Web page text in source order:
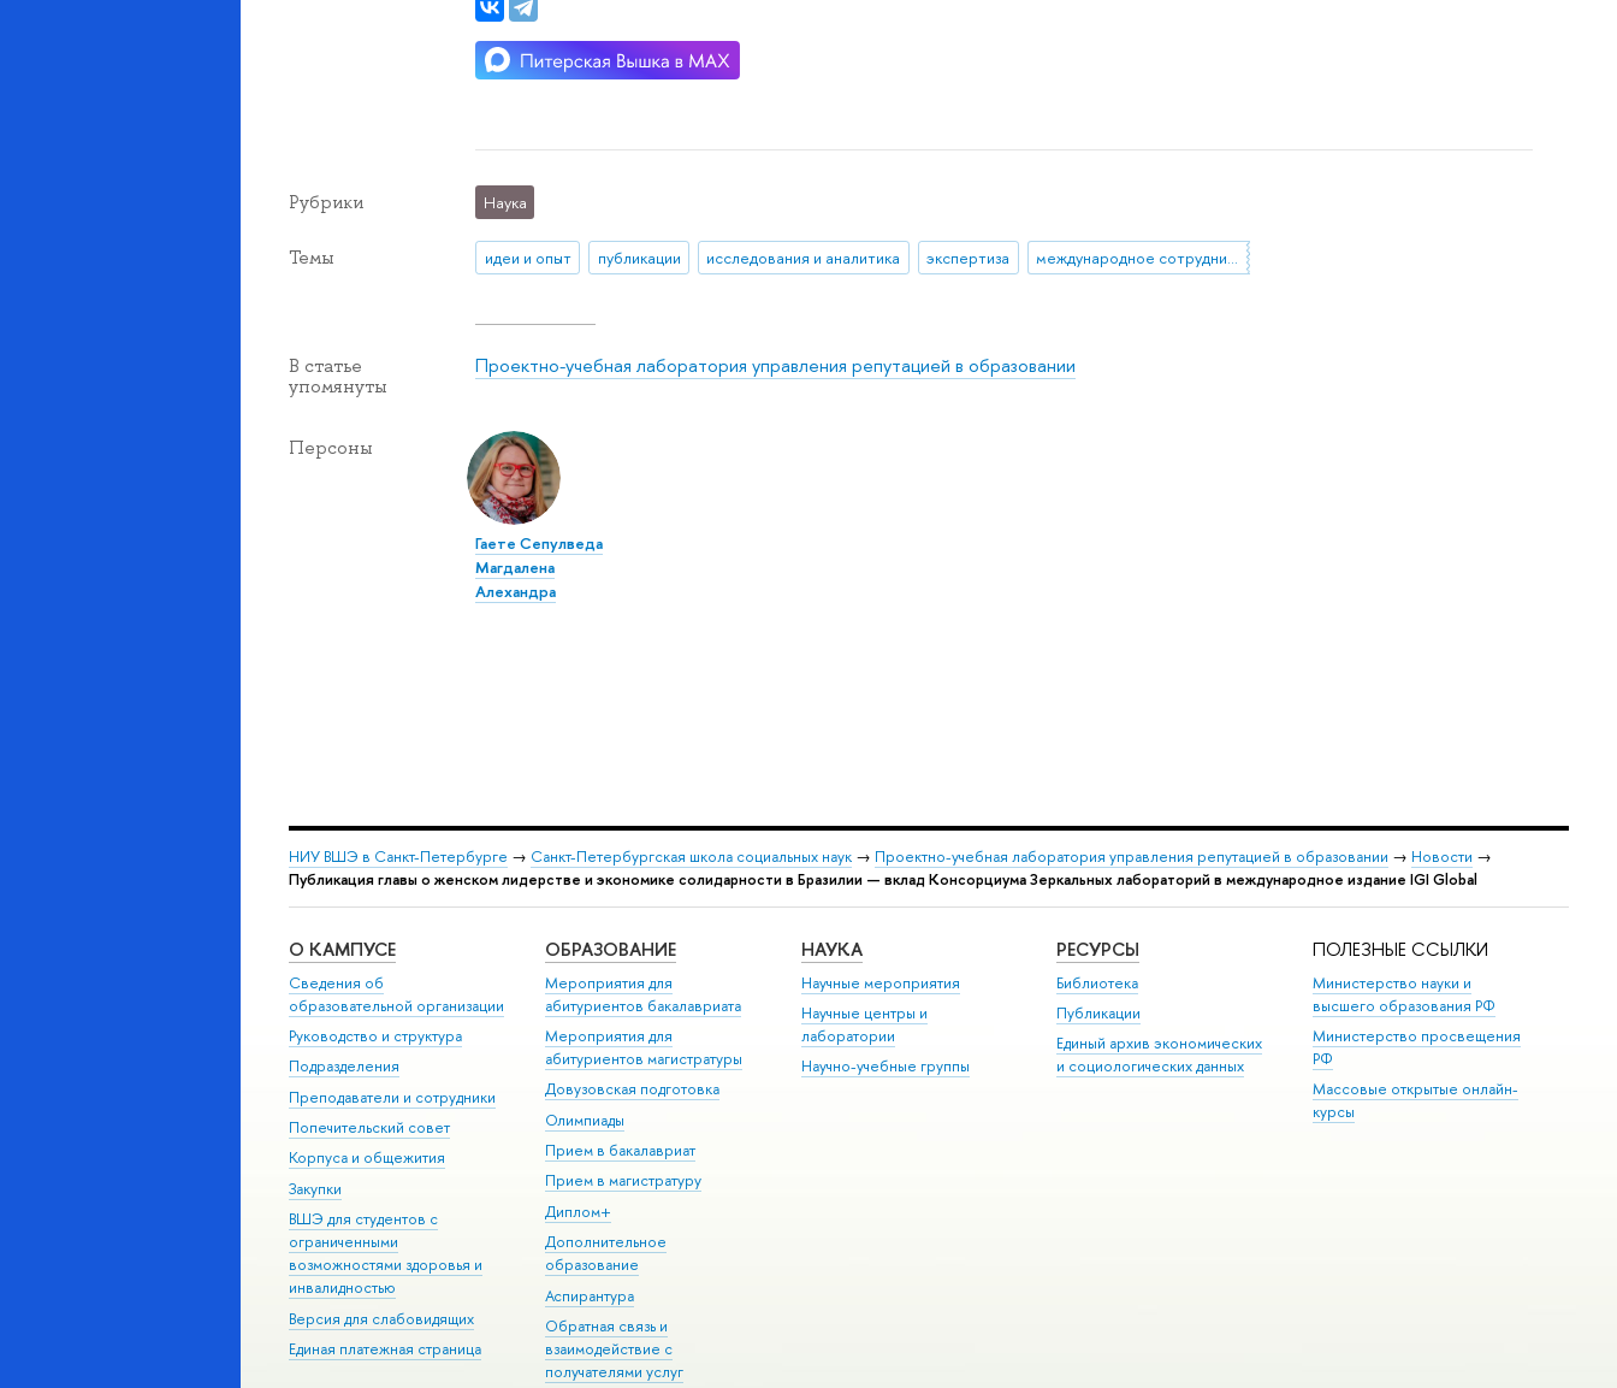
Рубрики Наука
Темы идеи и опыт публикации исследования и аналитика экспертиза международное сотрудничество
В статье
упомянуты
Проектно-учебная лаборатория управления репутацией в образовании
Персоны
Гаете Сепулведа
Магдалена
Алехандра
НИУ ВШЭ в Санкт-Петербурге → Санкт-Петербургская школа социальных наук → Проектно-учебная лаборатория управления репутацией в образовании → Новости →
Публикация главы о женском лидерстве и экономике солидарности в Бразилии — вклад Консорциума Зеркальных лабораторий в международное издание IGI Global
О КАМПУСЕ
Сведения об
образовательной организации
Руководство и структура
Подразделения
Преподаватели и сотрудники
Попечительский совет
Корпуса и общежития
Закупки
ВШЭ для студентов с
ограниченными
возможностями здоровья и
инвалидностью
Версия для слабовидящих
Единая платежная страница
ОБРАЗОВАНИЕ
Мероприятия для
абитуриентов бакалавриата
Мероприятия для
абитуриентов магистратуры
Довузовская подготовка
Олимпиады
Прием в бакалавриат
Прием в магистратуру
Диплом+
Дополнительное
образование
Аспирантура
Обратная связь и
взаимодействие с
получателями услуг
НАУКА
Научные мероприятия
Научные центры и
лаборатории
Научно-учебные группы
РЕСУРСЫ
Библиотека
Публикации
Единый архив экономических
и социологических данных
ПОЛЕЗНЫЕ ССЫЛКИ
Министерство науки и
высшего образования РФ
Министерство просвещения
РФ
Массовые открытые онлайн-
курсы